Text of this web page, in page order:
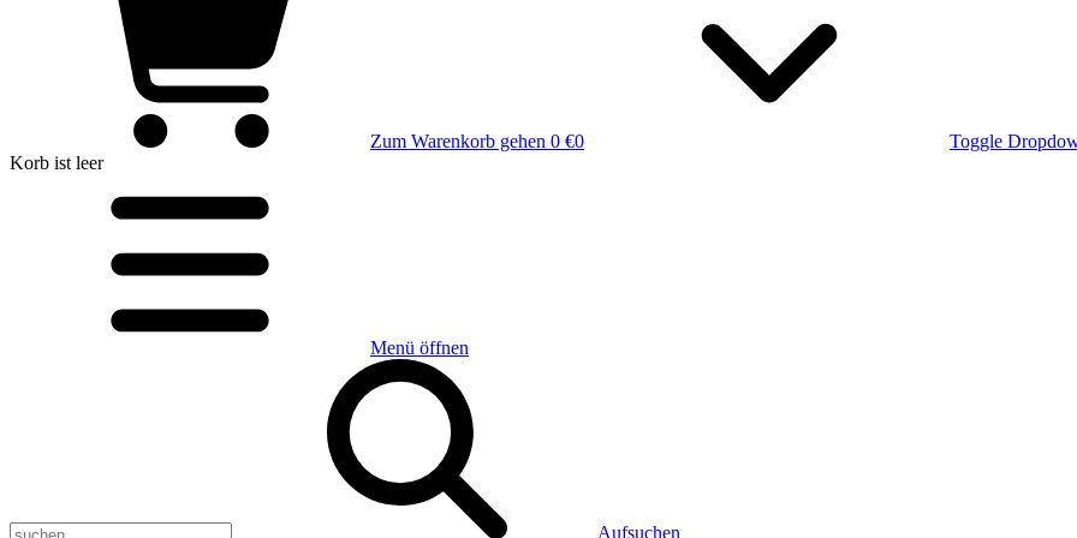
Zum Warenkorb gehen 0 €0
Toggle
Korb ist leer
Menü öffnen
Aufsuchen